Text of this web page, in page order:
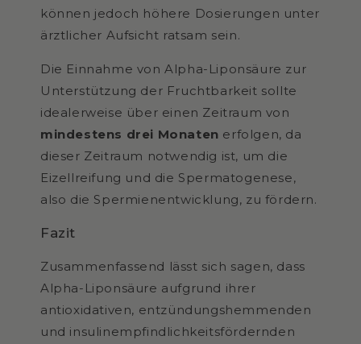
können jedoch höhere Dosierungen unter
ärztlicher Aufsicht ratsam sein.
Die Einnahme von Alpha-Liponsäure zur
Unterstützung der Fruchtbarkeit sollte
idealerweise über einen Zeitraum von
mindestens drei Monaten erfolgen, da
dieser Zeitraum notwendig ist, um die
Eizellreifung und die Spermatogenese,
also die Spermienentwicklung, zu fördern.
Fazit
Zusammenfassend lässt sich sagen, dass
Alpha-Liponsäure aufgrund ihrer
antioxidativen, entzündungshemmenden
und insulinempfindlichkeitsfördernden